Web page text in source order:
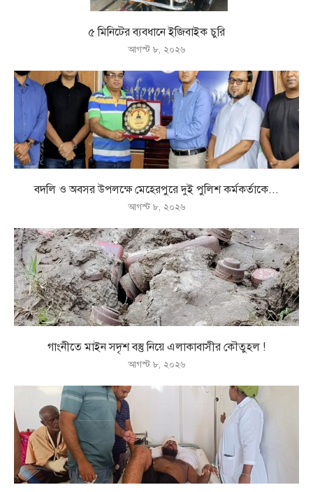
৫ মিনিটের ব্যবধানে ইজিবাইক চুরি
আগস্ট ৮, ২০২৬
বদলি ও অবসর উপলক্ষে মেহেরপুরে দুই পুলিশ কর্মকর্তাকে...
আগস্ট ৮, ২০২৬
গাংনীতে মাইন সদৃশ বস্তু নিয়ে এলাকাবাসীর কৌতুহল !
আগস্ট ৮, ২০২৬